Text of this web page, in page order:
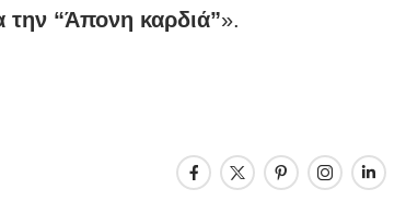
την “Άπονη καρδιά”».